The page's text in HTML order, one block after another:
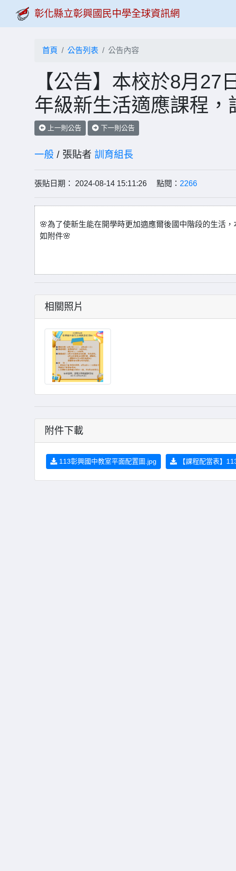
彰化縣立彰興國民中學全球資訊網
首頁 公告列表 公告內容
【公告】本校於8月27
年級新生活適應課程，
上一則公告 下一則公告
一般 / 張貼者 訓育組長
張貼日期： 2024-08-14 15:11:26 點閱： 2266
🌸為了使新生能在開學時更加適應爾後國中階段的生活
如附件🌸
相關照片
附件下載
113彰興國中教室平面配置圖.jpg 【課程配當表】